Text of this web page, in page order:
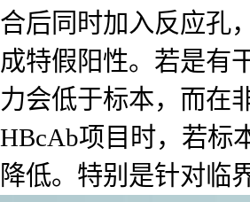
合后同时加入反应孔
成特假阳性。若是有
力会低于标本，而在
HBcAb项目时，若标
降低。特别是针对临